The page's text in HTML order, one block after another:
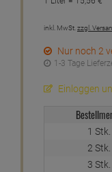
inkl. MwSt. zzgl.
Nur noch 2
1-3 Tage
Einloggen
1 Stk.
2 Stk.
3 Stk.